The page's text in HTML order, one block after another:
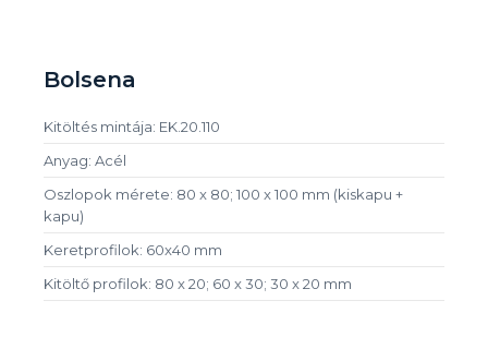
Bolsena
Kitöltés mintája: EK.20.110
Anyag: Acél
Oszlopok mérete: 80 x 80; 100 x 100 mm (kiskapu +
kapu)
Keretprofilok: 60x40 mm
Kitöltő profilok: 80 x 20; 60 x 30; 30 x 20 mm